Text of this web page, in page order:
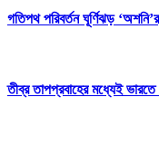
গতিপথ পরিবর্তন ঘূর্ণিঝড়
তীব্র তাপপ্রবাহের মধ্যেই